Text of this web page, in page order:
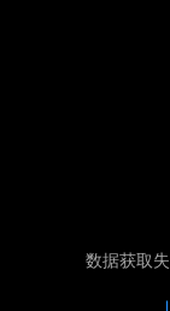
数据获取